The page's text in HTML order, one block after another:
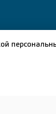
ни было